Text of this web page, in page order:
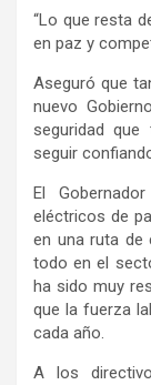
“Lo que resta
en paz y
Aseguró que
nuevo
seguridad
seguir
El
eléctricos de
en una ruta de
todo en el
ha sido muy
que la fuerza
cada año.
A los